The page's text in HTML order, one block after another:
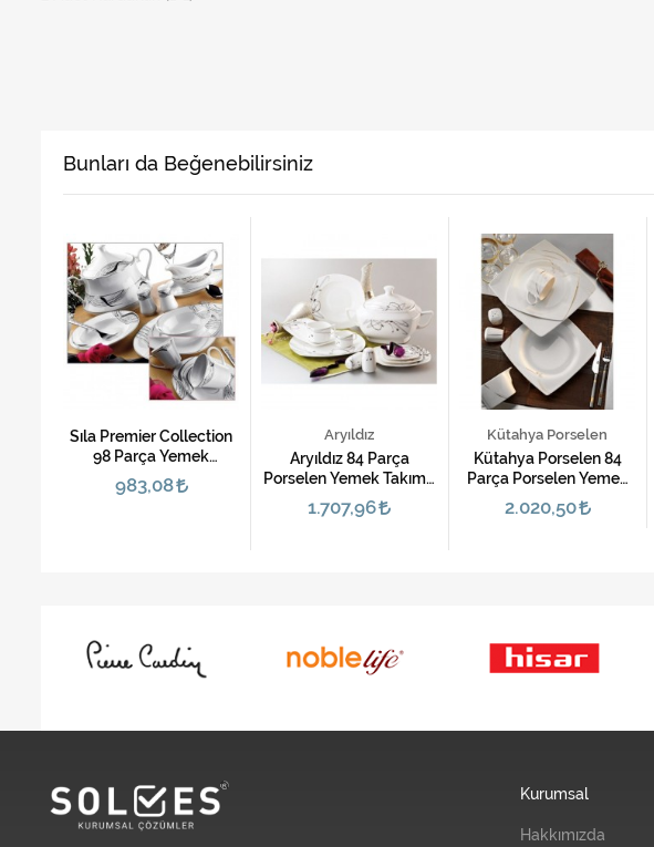
Bunları da Beğenebilirsiniz
Sıla Premier Collection
98 Parça Yemek
Takımı-5203
983,08
Aryıldız
Aryıldız 84 Parça
Porselen Yemek Takımı-
Ren Kare
1.707,96
Kütahya Porselen
Kütahya Porselen 84
Parça Porselen Yemek
Takımı-Aliza Bone 35100
2.020,50
Kurumsal
Hakkımızda